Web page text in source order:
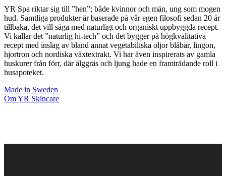
YR Spa riktar sig till ”hen”; både kvinnor och män, ung som mogen
hud. Samtliga produkter är baserade på vår egen filosofi sedan 20 år
tillbaka, det vill säga med naturligt och organiskt uppbyggda recept.
Vi kallar det ”naturlig hi-tech” och det bygger på högkvalitativa
recept med inslag av bland annat vegetabiliska oljor blåbär, lingon,
hjortron och nordiska växtextrakt. Vi har även inspirerats av gamla
huskurer från förr, där älggräs och ljung hade en framträdande roll i
husapoteket.
Made in Sweden
Om YR Skincare